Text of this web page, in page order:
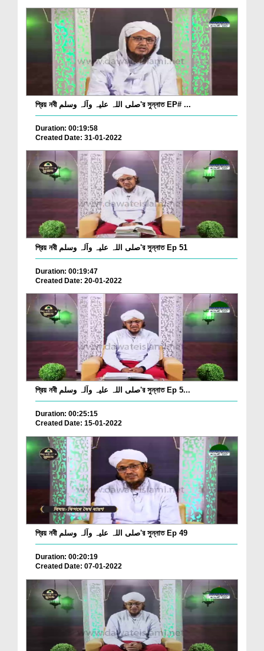
প্রিয় নবী صلی اللہ علیہ وآلہ وسلم'র সুন্নাত EP# ...
Duration: 00:19:58
Created Date: 31-01-2022
প্রিয় নবী صلی اللہ علیہ وآلہ وسلم'র সুন্নাত Ep 51
Duration: 00:19:47
Created Date: 20-01-2022
প্রিয় নবী صلی اللہ علیہ وآلہ وسلم'র সুন্নাত Ep 5...
Duration: 00:25:15
Created Date: 15-01-2022
প্রিয় নবী صلی اللہ علیہ وآلہ وسلم'র সুন্নাত Ep 49
Duration: 00:20:19
Created Date: 07-01-2022